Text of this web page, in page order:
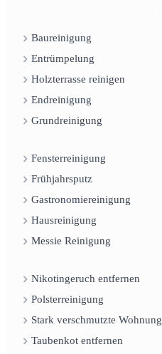
Baureinigung
Entrümpelung
Holzterrasse reinigen
Endreinigung
Grundreinigung
Fensterreinigung
Frühjahrsputz
Gastronomiereinigung
Hausreinigung
Messie Reinigung
Nikotingeruch entfernen
Polsterreinigung
Stark verschmutzte Wohnung
Taubenkot entfernen